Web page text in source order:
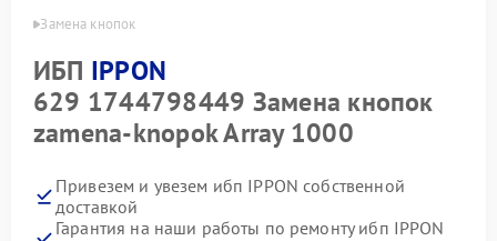
Замена кнопок
ИБП IPPON
629 1744798449 Замена кнопок
zamena-knopok Array 1000
Привезем и увезем ибп IPPON собственной
доставкой
Гарантия на наши работы по ремонту ибп IPPON